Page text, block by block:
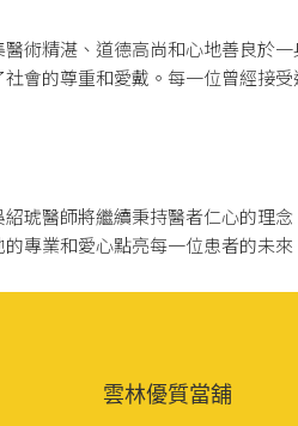
術精湛、道德高尚和心地善良於
會的尊重和愛戴。每一位曾經接
琥醫師將繼續秉持醫者仁心的理
專業和愛心點亮每一位患者的未來
雲林優質當舖